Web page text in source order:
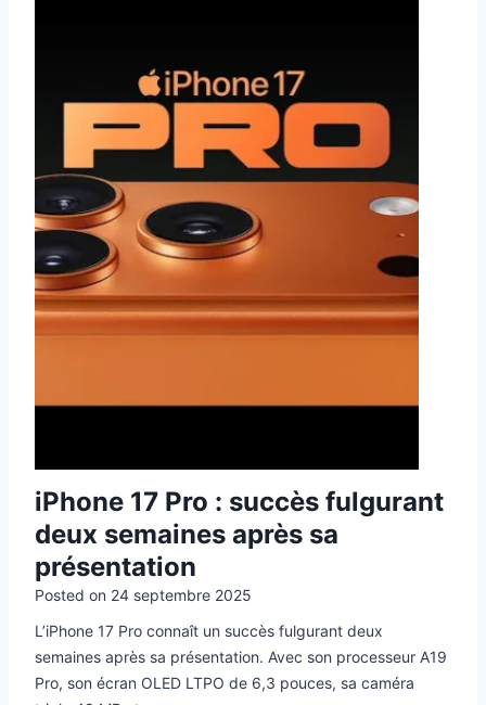
iPhone 17 Pro : succès fulgurant
deux semaines après sa
présentation
Posted on 24 septembre 2025
L’iPhone 17 Pro connaît un succès fulgurant deux
semaines après sa présentation. Avec son processeur A19
Pro, son écran OLED LTPO de 6,3 pouces, sa caméra